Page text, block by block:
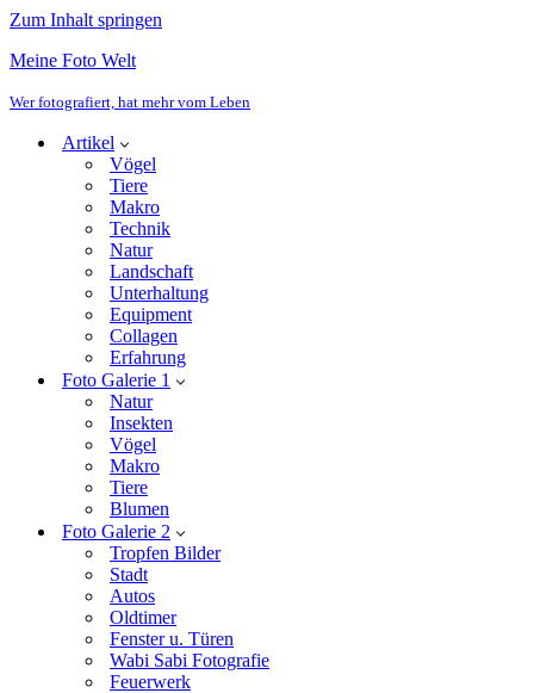
Zum Inhalt springen
Meine Foto Welt
Wer fotografiert, hat mehr vom Leben
Artikel
Vögel
Tiere
Makro
Technik
Natur
Landschaft
Unterhaltung
Equipment
Collagen
Erfahrung
Foto Galerie 1
Natur
Insekten
Vögel
Makro
Tiere
Blumen
Foto Galerie 2
Tropfen Bilder
Stadt
Autos
Oldtimer
Fenster u. Türen
Wabi Sabi Fotografie
Feuerwerk